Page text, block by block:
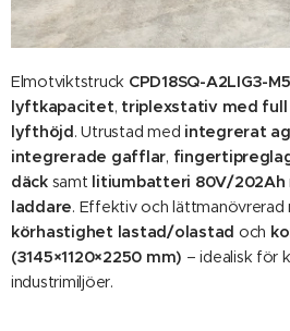
Elmotviktstruck CPD18SQ-A2LIG3-
lyftkapacitet, triplexstativ med
lyfthöjd . Utrustad med integrerat
integrerade gafflar,
däcksamt litiumbatteri 80V/202Ah
laddare. Effektiv och
körhastighet lastad/olastad och
(3145×1120×2250 mm) – idealisk för
industrimiljöer.